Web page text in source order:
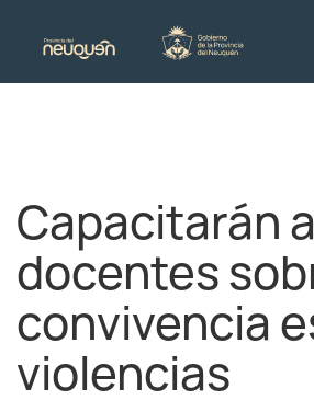
Capacitarán a
docentes
convivencia
violencias